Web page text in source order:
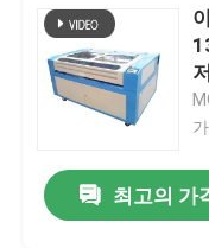
최고의 가